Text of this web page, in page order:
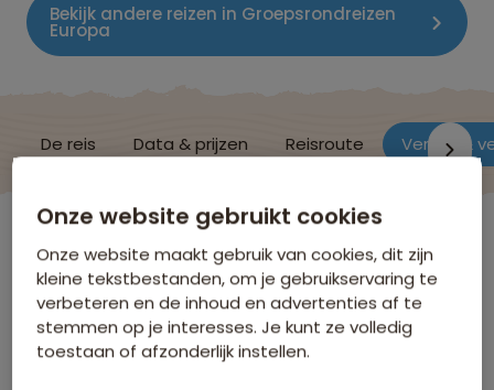
Bekijk andere reizen in Groepsrondreizen
Europa
De reis Data & prijzen Reisroute Verblijf &
Verblijf & vervoer
Onze website gebruikt cookies
Onze website maakt gebruik van cookies, dit zijn
kleine tekstbestanden, om je gebruikservaring te
verbeteren en de inhoud en advertenties af te
stemmen op je interesses. Je kunt ze volledig
toestaan of afzonderlijk instellen.